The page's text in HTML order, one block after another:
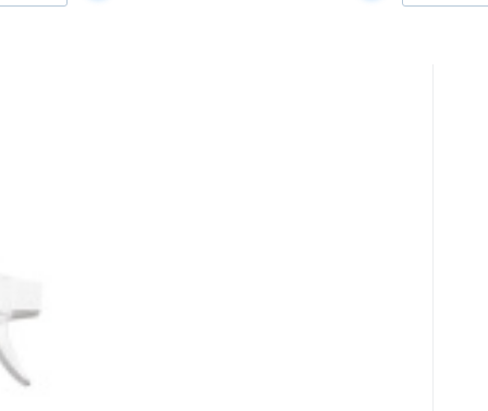
šmouh, skvrn a hmyzu z